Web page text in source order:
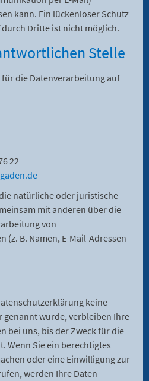
kann. Ein lückenloser Schutz
Dritte ist nicht möglich.
Stelle
die Datenverarbeitung auf
22
natürliche oder juristische
mit anderen über die
von
(z. B. Namen, E-Mail-Adressen
keine
genannt wurde, verbleiben Ihre
bei uns, bis der Zweck für die
Wenn Sie ein berechtigtes
oder eine Einwilligung zur
werden Ihre Daten